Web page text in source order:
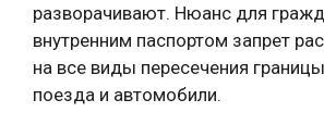
разворачивают. Нюанс для
внутренним паспортом запрет
на все виды пересечения
поезда и автомобили.